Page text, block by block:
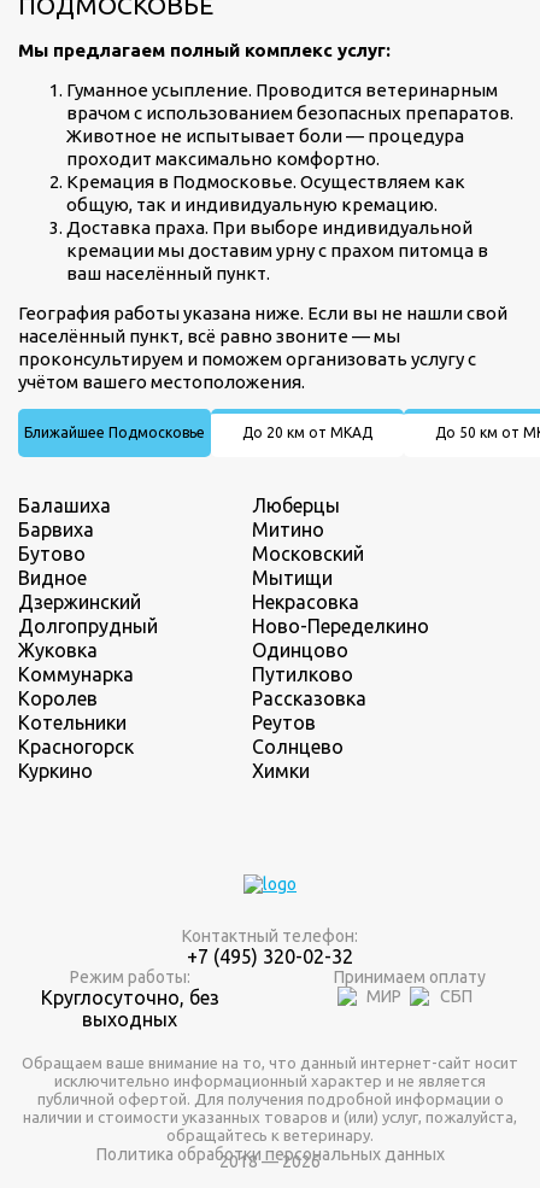
Мы предлагаем полный комплекс услуг:
Гуманное усыпление. Проводится ветеринарным
врачом с использованием безопасных препаратов.
Животное не испытывает боли — процедура
проходит максимально комфортно.
Кремация в Подмосковье. Осуществляем как
общую, так и индивидуальную кремацию.
Доставка праха. При выборе индивидуальной
кремации мы доставим урну с прахом питомца в
ваш населённый пункт.
География работы указана ниже. Если вы не нашли свой
населённый пункт, всё равно звоните — мы
проконсультируем и поможем организовать услугу с
учётом вашего местоположения.
Ближайшее Подмосковье До 20 км от МКАД До 50 км от
Балашиха
Барвиха
Бутово
Видное
Дзержинский
Долгопрудный
Жуковка
Коммунарка
Королев
Котельники
Красногорск
Куркино
Люберцы
Митино
Московский
Мытищи
Некрасовка
Ново-Переделкино
Одинцово
Путилково
Рассказовка
Реутов
Солнцево
Химки
Контактный телефон:
+7 (495) 320-02-32
Режим работы:
Круглосуточно, без
выходных
Принимаем оплату
2018 — 2026
Политика обработки персональных данных
Обращаем ваше внимание на то, что данный интернет-сайт носит
исключительно информационный характер и не является
публичной офертой. Для получения подробной информации о
наличии и стоимости указанных товаров и (или) услуг, пожалуйста,
обращайтесь к ветеринару.